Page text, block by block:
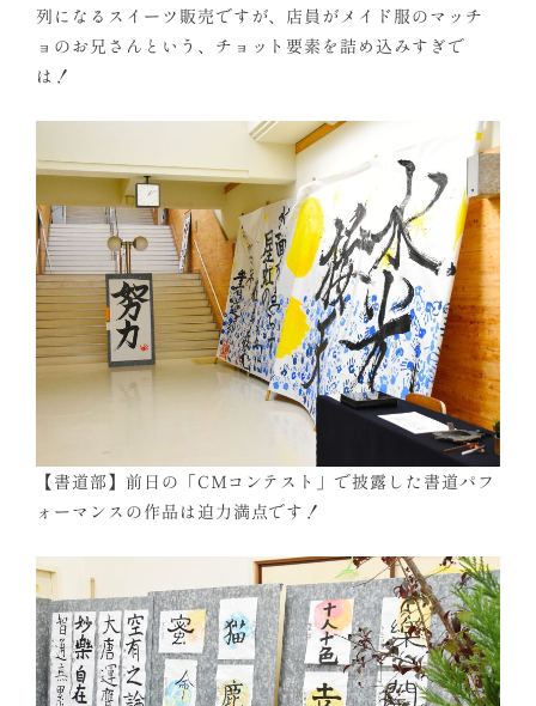
列になるスイーツ販売ですが、店員がメイド服のマッチ
ョのお兄さんという、チョット要素を詰め込みすぎで
は！
【書道部】前日の「CMコンテスト」で披露した書道パフ
ォーマンスの作品は迫力満点です！